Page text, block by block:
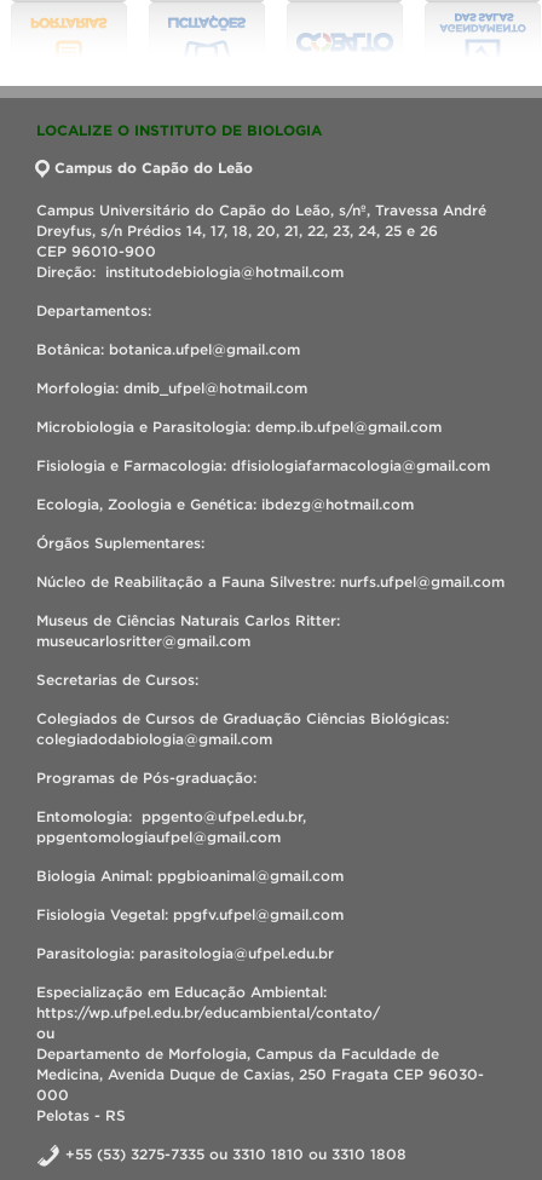
LOCALIZE O INSTITUTO DE BIOLOGIA
Campus do Capão do Leão
Campus Universitário do Capão do Leão, s/nº, Travessa André
Dreyfus, s/n Prédios 14, 17, 18, 20, 21, 22, 23, 24, 25 e 26
CEP 96010-900
Direção: institutodebiologia@hotmail.com
Departamentos:
Botânica: botanica.ufpel@gmail.com
Morfologia: dmib_ufpel@hotmail.com
Microbiologia e Parasitologia: demp.ib.ufpel@gmail.com
Fisiologia e Farmacologia: dfisiologiafarmacologia@gmail.com
Ecologia, Zoologia e Genética: ibdezg@hotmail.com
Órgãos Suplementares:
Núcleo de Reabilitação a Fauna Silvestre: nurfs.ufpel@gmail.com
Museus de Ciências Naturais Carlos Ritter:
museucarlosritter@gmail.com
Secretarias de Cursos:
Colegiados de Cursos de Graduação Ciências Biológicas:
colegiadodabiologia@gmail.com
Programas de Pós-graduação:
Entomologia: ppgento@ufpel.edu.br,
ppgentomologiaufpel@gmail.com
Biologia Animal: ppgbioanimal@gmail.com
Fisiologia Vegetal: ppgfv.ufpel@gmail.com
Parasitologia: parasitologia@ufpel.edu.br
Especialização em Educação Ambiental:
https://wp.ufpel.edu.br/educambiental/contato/
ou
Departamento de Morfologia, Campus da Faculdade de
Medicina, Avenida Duque de Caxias, 250 Fragata CEP 96030-
000
Pelotas - RS
+55 (53) 3275-7335 ou 3310 1810 ou 3310 1808